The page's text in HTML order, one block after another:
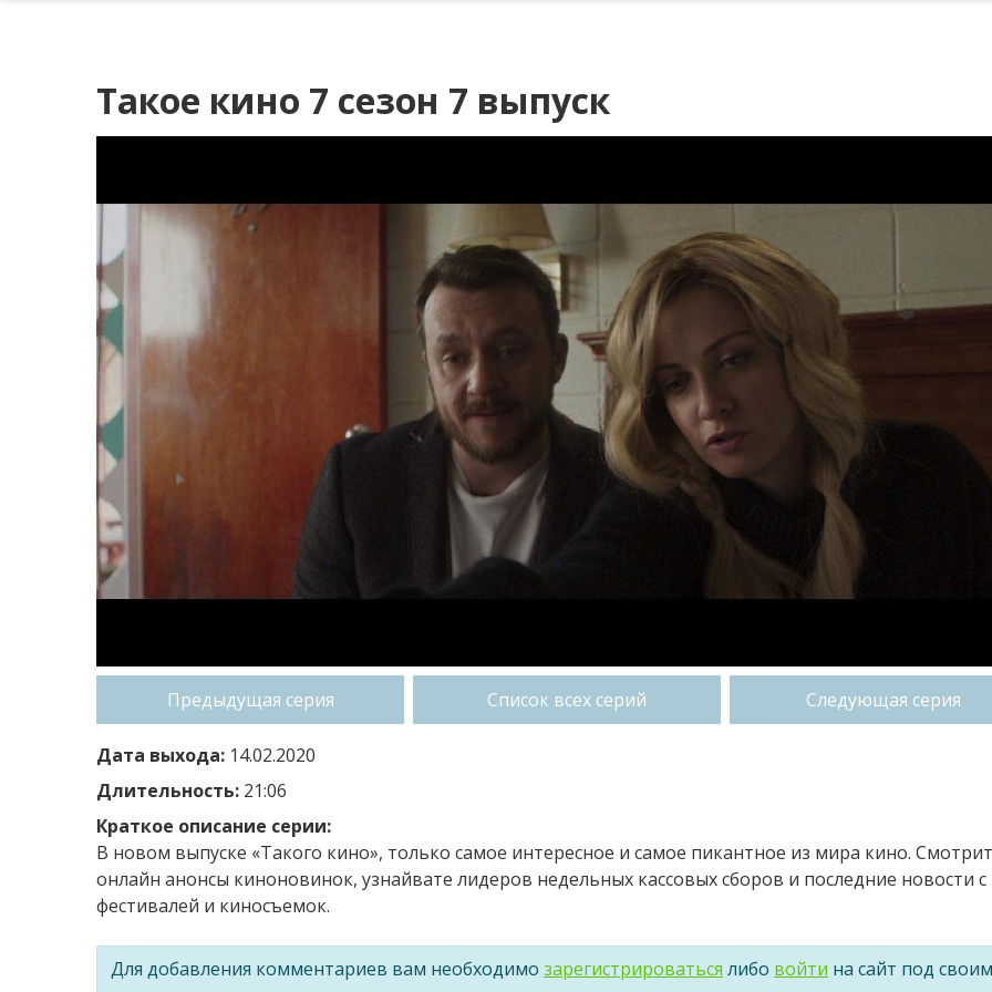
Такое кино 7 сезон 7 выпуск
Предыдущая серия Список всех серий Следующая серия
Дата выхода: 14.02.2020
Длительность: 21:06
Краткое описание серии:
В новом выпуске «Такого кино», только самое интересное и самое пикантное из мира кино.
онлайн анонсы киноновинок, узнайвате лидеров недельных кассовых сборов и последние новости с
фестивалей и киносъемок.
Для добавления комментариев вам необходимо зарегистрироваться либо войти на сайт под своим